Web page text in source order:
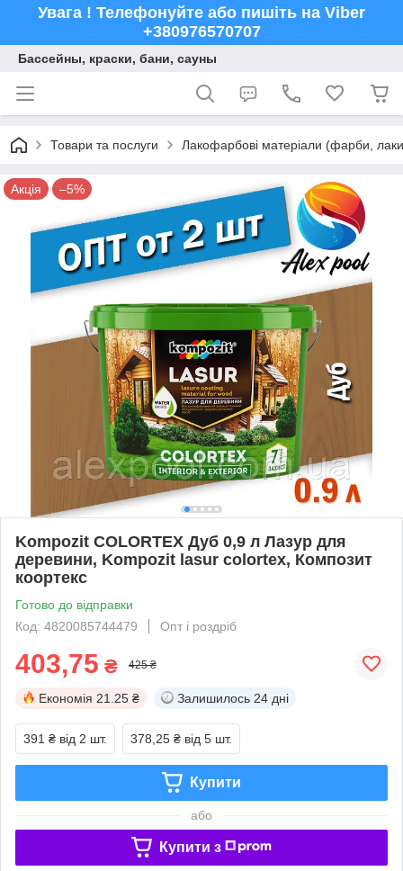
Увага ! Телефонуйте або пишіть на Viber
+380976570707
Бассейны, краски, бани, сауны
Товари та послуги Лакофарбові матеріали (фарби,
Акція –5%
Kompozit COLORTEX Дуб 0,9 л Лазур для
деревини, Kompozit lasur colortex, Композит
коортекс
Готово до відправки
Код: 4820085744479
Опт і роздріб
403,75 ₴ 425 ₴
Економія 21.25 ₴ Залишилось 24 дні
391 ₴ від 2 шт. 378,25 ₴ від 5 шт.
Купити
або
Купити з